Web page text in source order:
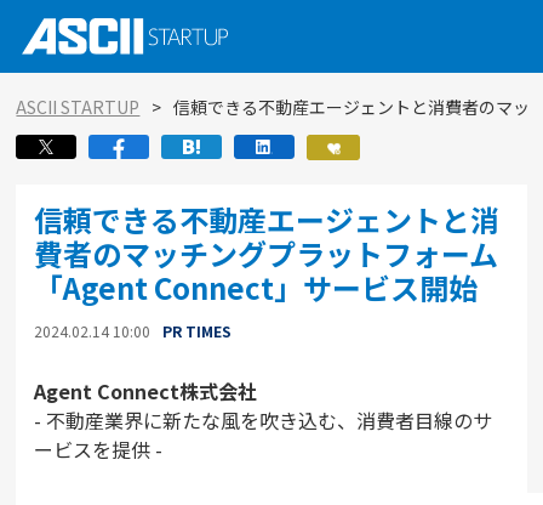
ASCII STARTUP 信頼できる不動産エージェントと消費者のマ
信頼できる不動産エージェントと消
費者のマッチングプラットフォーム
「Agent Connect」サービス開始
2024.02.14 10:00 PR TIMES
Agent Connect株式会社
- 不動産業界に新たな風を吹き込む、消費者目線のサ
ービスを提供 -